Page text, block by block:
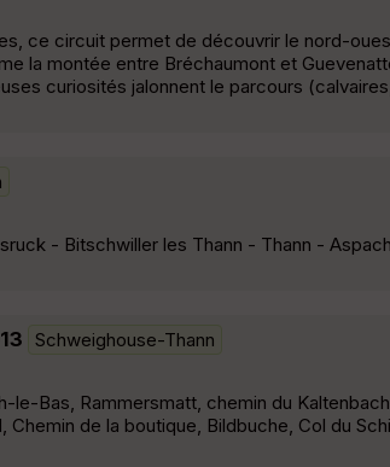
ce circuit permet de découvrir le nord-
la montée entre Bréchaumont et
curiosités jalonnent le parcours
- Bitschwiller les Thann - Thann -
Schweighouse-Thann
Bas, Rammersmatt, chemin du
de la boutique, Bildbuche, Col du